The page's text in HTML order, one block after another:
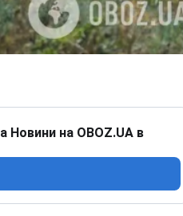
Новини на OBOZ.UA в